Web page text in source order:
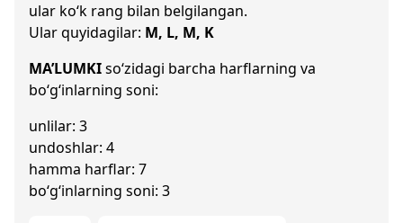
ular ko‘k rang bilan belgilangan.
Ular quyidagilar: M, L, M, K
MA’LUMKIso‘zidagi barcha harflarning va
bo‘g‘inlarning soni:
unlilar: 3
undoshlar: 4
hamma harflar: 7
bo‘g‘inlarning soni: 3